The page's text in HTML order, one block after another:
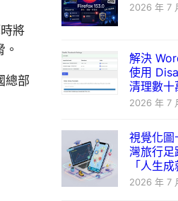
將
總部
2026 年 7
解決
使用
清理數十
2026 年 7
視覺化圖
灣旅行足
「人生
2026 年 7